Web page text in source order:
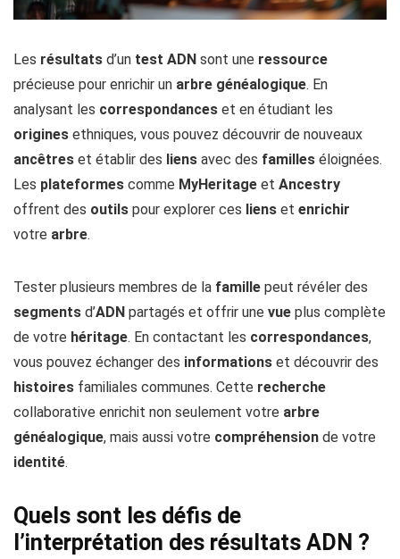
Les résultats d’un test ADN sont une ressource
précieuse pour enrichir un arbre généalogique. En
analysant les correspondances et en étudiant les
origines ethniques, vous pouvez découvrir de nouveaux
ancêtres et établir des liens avec des familles éloignées.
Les plateformes comme MyHeritage et Ancestry
offrent des outils pour explorer ces liens et enrichir
votre arbre.
Tester plusieurs membres de la famille peut révéler des
segments d’ADN partagés et offrir une vue plus complète
de votre héritage. En contactant les correspondances,
vous pouvez échanger des informations et découvrir des
histoires familiales communes. Cette recherche
collaborative enrichit non seulement votre arbre
généalogique, mais aussi votre compréhension de votre
identité.
Quels sont les défis de
l’interprétation des résultats ADN ?